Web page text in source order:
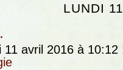
LUNDI
11 avril 2016 à 10:12